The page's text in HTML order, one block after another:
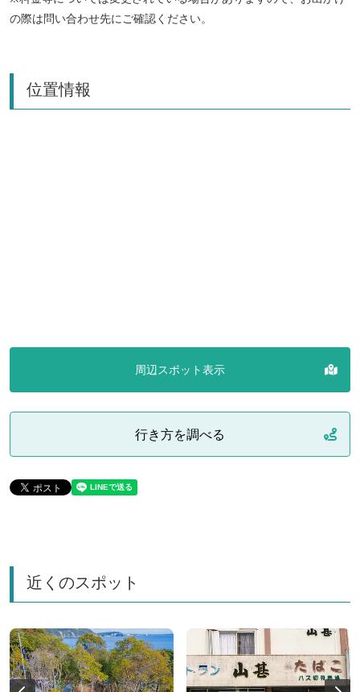
の際は問い合わせ先にご確認ください。
位置情報
周辺スポット表示
行き方を調べる
近くのスポット